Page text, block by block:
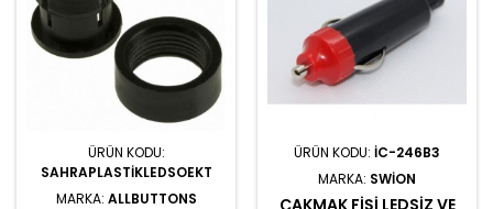
ÜRÜN KODU:
SAHRAPLASTIKLEDSOEKT
MARKA: ALLBUTTONS
ÜRÜN KODU: IC-246B3
MARKA: SWION